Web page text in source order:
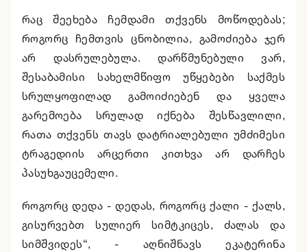
რაც შეეხება ჩემდამი თქვენს მოწოდებას;
როგორც ჩემთვის ცნობილია, გამოძიება ჯერ
არ დასრულებულა. დარწმუნებული ვარ,
შესაბამისი სახელმწიფო უწყებები საქმეს
სრულყოფილად გამოიძიებენ და ყველა
გარემოება სრულად იქნება შესწავლილი,
რათა თქვენს თავს დატრიალებული უმძიმესი
ტრაგედიის არცერთი კითხვა არ დარჩეს
პასუხგაუცემელი.
როგორც დედა - დედას, როგორც ქალი - ქალს,
გისურვებთ სულიერ სიმტკიცეს, ძალას და
სიმშვიდეს“, - აღნიშნავს ეკატერინა